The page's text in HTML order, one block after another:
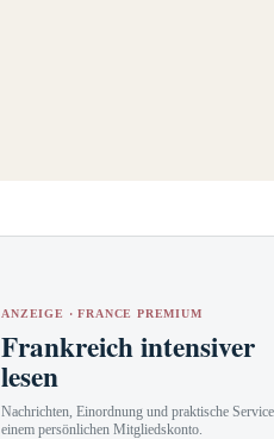
ANZEIGE · FRANCE PREMIUM
Frankreich intensiver
lesen
Nachrichten, Einordnung und praktische
einem persönlichen Mitgliedskonto.